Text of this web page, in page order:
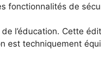
fonctionnalités de
l’éducation. Cette
est techniquement